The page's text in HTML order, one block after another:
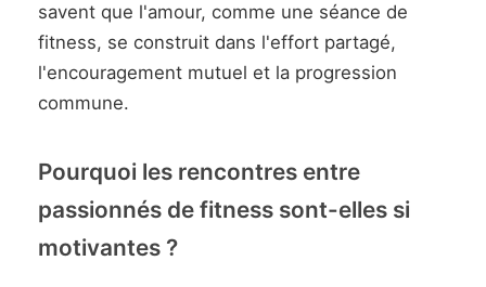
savent que l'amour, comme une séance de
fitness, se construit dans l'effort partagé,
l'encouragement mutuel et la progression
commune.
Pourquoi les rencontres entre
passionnés de fitness sont-elles si
motivantes ?